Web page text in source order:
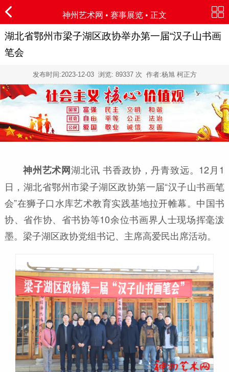
神州艺术网 • 赛事展览 • 正文
湖北省鄂州市梁子湖区政协举办第一届“汉子山书画
笔会
发布时间:2023-12-03浏览: 89337 次 作者:杨旭 柯正方
神州艺术网湖北讯 书香政协，丹青致远。12月1
日，湖北省鄂州市梁子湖区政协第一届“汉子山书画笔
会”在狮子口水库艺术教育实践基地拉开帷幕。中国书
协、省作协、省书协等10余位书画界人士现场挥毫泼
墨。梁子湖区政协党组书记、主席高爱民出席活动。